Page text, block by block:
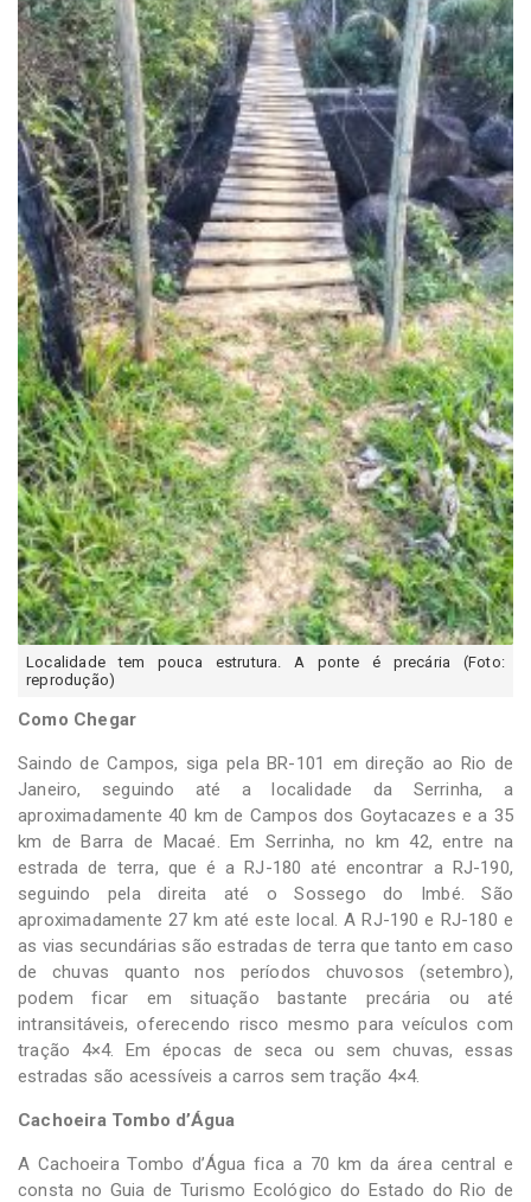
Localidade tem pouca estrutura. A ponte é precária (Foto:
reprodução)
Como Chegar
Saindo de Campos, siga pela BR-101 em direção ao Rio de
Janeiro, seguindo até a localidade da Serrinha, a
aproximadamente 40 km de Campos dos Goytacazes e a 35
km de Barra de Macaé. Em Serrinha, no km 42, entre na
estrada de terra, que é a RJ-180 até encontrar a RJ-190,
seguindo pela direita até o Sossego do Imbé. São
aproximadamente 27 km até este local. A RJ-190 e RJ-180 e
as vias secundárias são estradas de terra que tanto em caso
de chuvas quanto nos períodos chuvosos (setembro),
podem ficar em situação bastante precária ou até
intransitáveis, oferecendo risco mesmo para veículos com
tração 4×4. Em épocas de seca ou sem chuvas, essas
estradas são acessíveis a carros sem tração 4×4.
Cachoeira Tombo d’Água
A Cachoeira Tombo d’Água fica a 70 km da área central e
consta no Guia de Turismo Ecológico do Estado do Rio de